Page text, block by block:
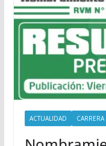
ACTUALIDAD